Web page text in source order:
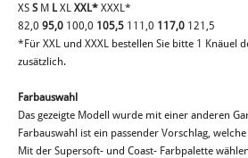
XS SM L XL XXL* XXXL*
82,0 95,0 100,0 105,5 111,0 117,0 121,5
*Für XXL und XXXL bestellen Sie bitte 1 Knäuel
zusätzlich.
Farbauswahl
Das gezeigte Modell wurde mit einer anderen
Farbauswahl ist ein passender Vorschlag,
Mit der Supersoft- und Coast- Farbpalette